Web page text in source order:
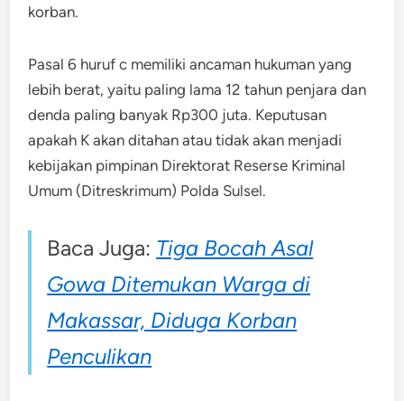
korban.
Pasal 6 huruf c memiliki ancaman hukuman yang
lebih berat, yaitu paling lama 12 tahun penjara dan
denda paling banyak Rp300 juta. Keputusan
apakah K akan ditahan atau tidak akan menjadi
kebijakan pimpinan Direktorat Reserse Kriminal
Umum (Ditreskrimum) Polda Sulsel.
Baca Juga: Tiga Bocah Asal
Gowa Ditemukan Warga di
Makassar, Diduga Korban
Penculikan